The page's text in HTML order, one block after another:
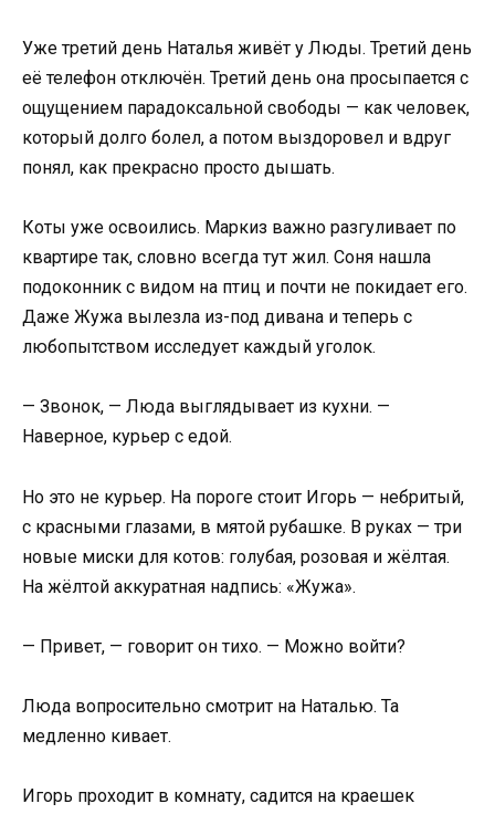
Уже третий день Наталья живёт у Люды. Третий день
её телефон отключён. Третий день она просыпается с
ощущением парадоксальной свободы — как человек,
который долго болел, а потом выздоровел и вдруг
понял, как прекрасно просто дышать.
Коты уже освоились. Маркиз важно разгуливает по
квартире так, словно всегда тут жил. Соня нашла
подоконник с видом на птиц и почти не покидает его.
Даже Жужа вылезла из-под дивана и теперь с
любопытством исследует каждый уголок.
— Звонок, — Люда выглядывает из кухни. —
Наверное, курьер с едой.
Но это не курьер. На пороге стоит Игорь — небритый,
с красными глазами, в мятой рубашке. В руках — три
новые миски для котов: голубая, розовая и жёлтая.
На жёлтой аккуратная надпись: «Жужа».
— Привет, — говорит он тихо. — Можно войти?
Люда вопросительно смотрит на Наталью. Та
медленно кивает.
Игорь проходит в комнату, садится на краешек